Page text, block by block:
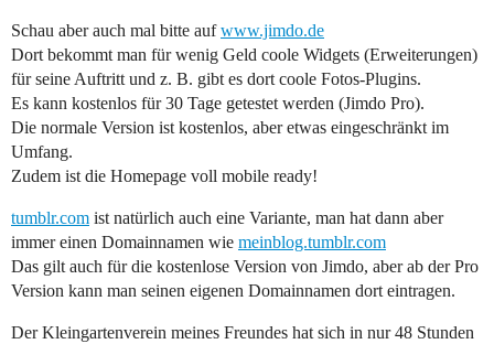
Schau aber auch mal bitte aufwww.jimdo.de
Dort bekommt man für wenig Geld coole Widgets (Erweiterungen)
für seine Auftritt und z. B. gibt es dort coole Fotos-Plugins.
Es kann kostenlos für 30 Tage getestet werden (Jimdo Pro).
Die normale Version ist kostenlos, aber etwas eingeschränkt im
Umfang.
Zudem ist die Homepage voll mobile ready!
tumblr.com ist natürlich auch eine Variante, man hat dann aber
immer einen Domainnamen wie meinblog.tumblr.com
Das gilt auch für die kostenlose Version von Jimdo, aber ab der Pro
Version kann man seinen eigenen Domainnamen dort eintragen.
Der Kleingartenverein meines Freundes hat sich in nur 48 Stunden